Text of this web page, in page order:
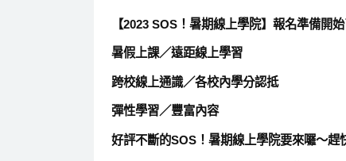
【2023 SOS！暑期線上學院】報名準備開始
暑假上課／遠距線上學習
跨校線上通識／各校內學分認抵
彈性學習／豐富內容
好評不斷的SOS！暑期線上學院要來囉～趕